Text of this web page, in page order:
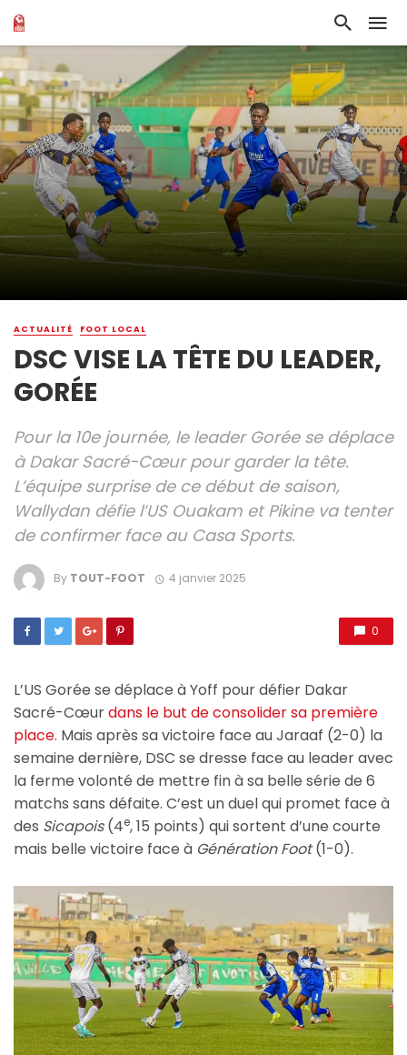
ACTUALITÉ FOOT LOCAL
DSC VISE LA TÊTE DU LEADER,
GORÉE
Pour la 10e journée, le leader Gorée se déplace
à Dakar Sacré-Cœur pour garder la tête.
L’équipe surprise de ce début de saison,
Wallydan défie l’US Ouakam et Pikine va tenter
de confirmer face au Casa Sports.
By TOUT-FOOT 4 janvier 2025
0
L’US Gorée se déplace à Yoff pour défier Dakar
Sacré-Cœurdans le but de consolider sa première
place. Mais après sa victoire face au Jaraaf (2-0) la
semaine dernière, DSC se dresse face au leader avec
la ferme volonté de mettre fin à sa belle série de 6
matchs sans défaite. C’est un duel qui promet face à
des Sicapois(4e, 15 points) qui sortent d’une courte
mais belle victoire face à Génération Foot(1-0).